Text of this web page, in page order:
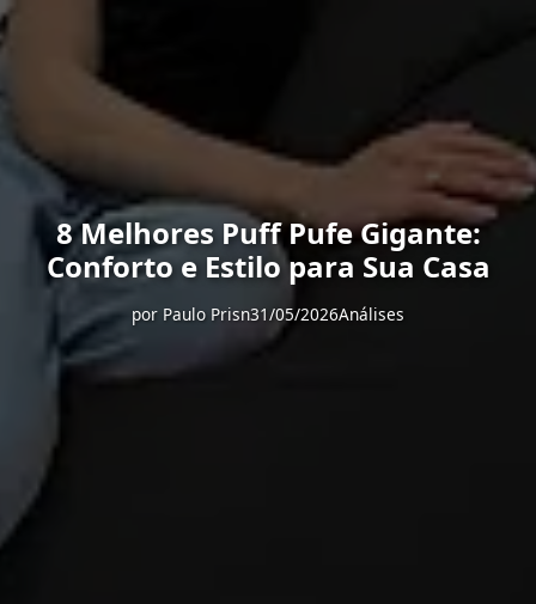
8 Melhores Puff Pufe Gigante:
Conforto e Estilo para Sua Casa
por Paulo Prisn31/05/2026Análises